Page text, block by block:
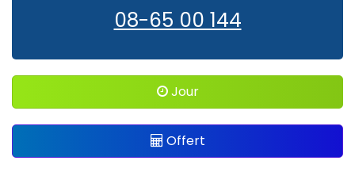
08-65 00 144
Jour
Offert